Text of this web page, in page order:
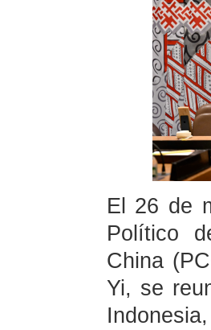
El 26 de
Político
China
Yi, se